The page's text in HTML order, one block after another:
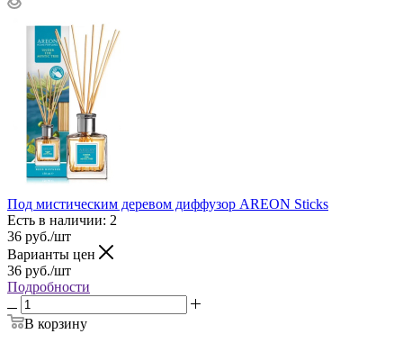
Под мистическим деревом диффузор AREON Sticks
Есть в наличии: 2
36 руб./шт
Варианты цен
36 руб./шт
Подробности
В корзину